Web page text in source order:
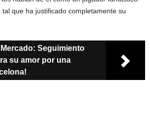
que ha justificado completamente su
Mercado: Seguimiento
su amor por una